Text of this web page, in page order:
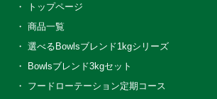
トップページ
商品一覧
選べるBowlsブレンド1kgシリーズ
Bowlsブレンド3kgセット
フードローテーション定期コース